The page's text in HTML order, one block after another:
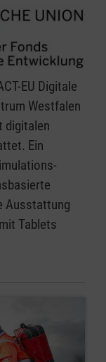
EU Digitale
Westfalen
digitalen
Ein
Ausstattung
Tablets